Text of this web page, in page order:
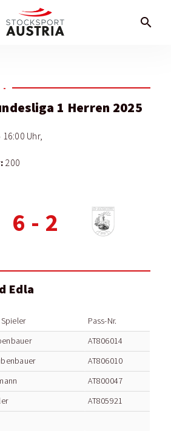
search
-
1 Herren 2025
Uhr,
200
6 - 2
Edla
Pass-Nr.
AT806014
AT806010
AT800047
AT805921